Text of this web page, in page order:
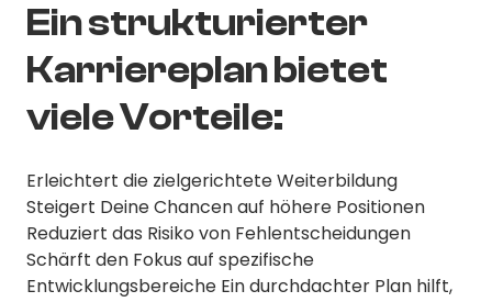
Ein strukturierter
Karriereplan bietet
viele Vorteile:
Erleichtert die zielgerichtete Weiterbildung
Steigert Deine Chancen auf höhere Positionen
Reduziert das Risiko von Fehlentscheidungen
Schärft den Fokus auf spezifische
Entwicklungsbereiche Ein durchdachter Plan hilft,